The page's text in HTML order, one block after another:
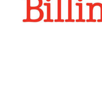
und Kamera-
Markenbekanntheit und
hat Regroup für